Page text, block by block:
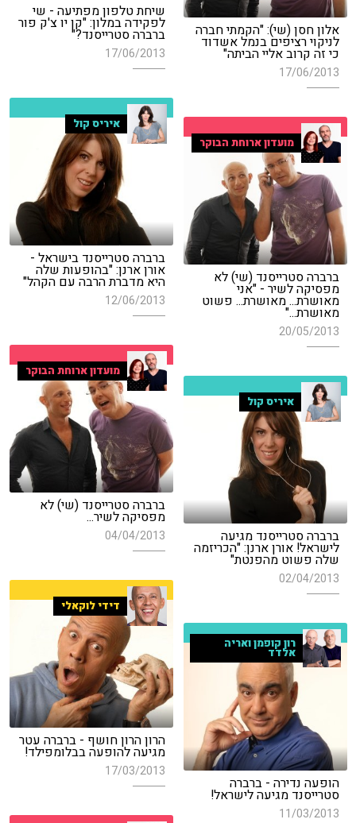
שיחת טלפון מפתיעה - שי
לפקידה במלון: "קן יו צ'ק פור
ברברה סטרייסנד?"
17/06/2013
אלון חסן (שי): "הקמתי חברה
לניקוי רציפים בנמל אשדוד
כי זה קרוב אליי הביתה"
17/06/2013
איריס קול
ברברה סטרייסנד בישראל -
אורן ארנן: "בהופעות שלה
היא מדברת הרבה עם הקהל"
12/06/2013
מועדון ארוחת הבוקר
ברברה סטרייסנד (שי) לא
מפסיקה לשיר - "אני
מאושרת... מאושרת... פשוט
מאושרת..."
20/05/2013
מועדון ארוחת הבוקר
ברברה סטרייסנד (שי) לא
מפסיקה לשיר...
04/04/2013
איריס קול
ברברה סטרייסנד מגיעה
לישראל! אורן ארנן: "הכריזמה
שלה פשוט מהפנטת"
02/04/2013
דידי לוקאלי
הרון הרון חושף - ברברה עטר
מגיעה להופעה בבלומפילד!
17/03/2013
רון קופמן ואריה
אלדד
הופעה נדירה - ברברה
סטרייסנד מגיעה לישראל!
11/03/2013